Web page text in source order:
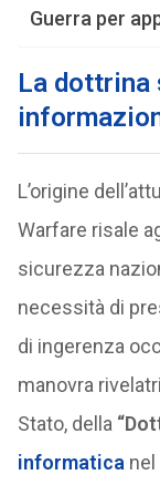
Guerra per
La dottrina
L’origine
Warfare risale
sicurezza
necessità di
di ingerenza
manovra
Stato, della
informatica